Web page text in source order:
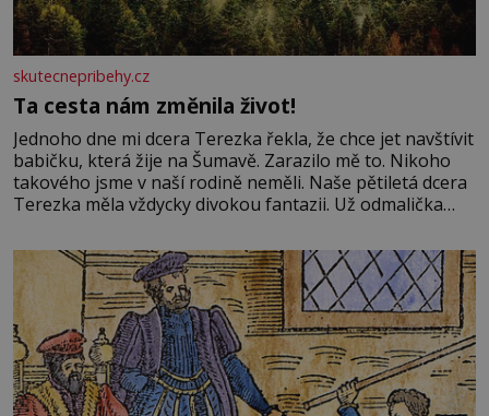
skutecnepribehy.cz
Ta cesta nám změnila život!
Jednoho dne mi dcera Terezka řekla, že chce jet navštívit
babičku, která žije na Šumavě. Zarazilo mě to. Nikoho
takového jsme v naší rodině neměli. Naše pětiletá dcera
Terezka měla vždycky divokou fantazii. Už odmalička
zdálo o jednorožcích, krásných princeznách, statečných
rytířích a létajících dracích.